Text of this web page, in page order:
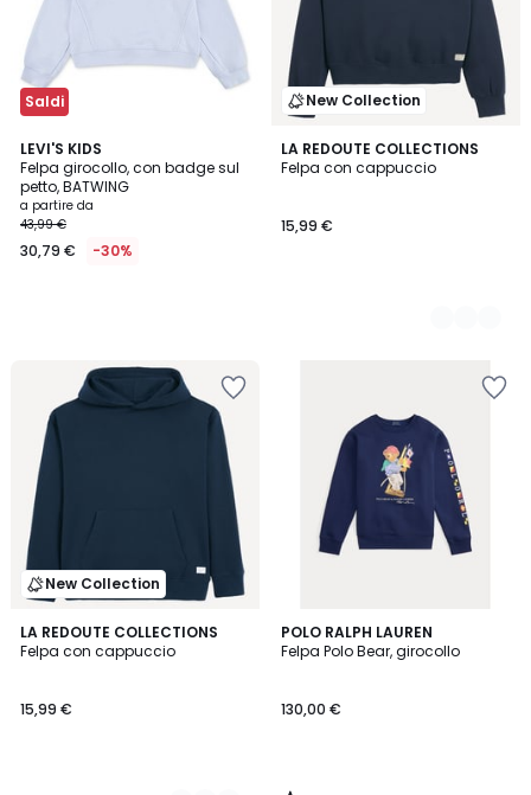
Saldi
LEVI'S KIDS
Felpa girocollo, con badge sul
petto, BATWING
a partire da
43,99 €
30,79 € -30%
New Collection
LA REDOUTE COLLECTIONS
Felpa con cappuccio
15,99 €
3
Colori
New Collection
LA REDOUTE COLLECTIONS
Felpa con cappuccio
15,99 €
5
Colori
POLO RALPH LAUREN
Felpa Polo Bear, girocollo
130,00 €
5
/